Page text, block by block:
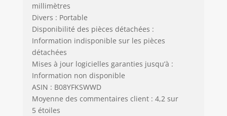
millimètres
Divers : Portable
Disponibilité des pièces détachées :
Information indisponible sur les pièces
détachées
Mises à jour logicielles garanties jusqu’à :
Information non disponible
ASIN : B08YFKSWWD
Moyenne des commentaires client : 4,2 sur
5 étoiles